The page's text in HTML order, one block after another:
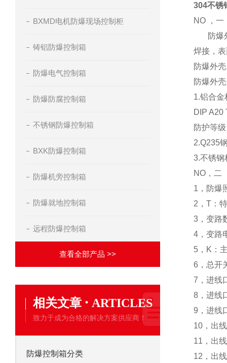
BXMD电机防爆现场控制柜
铸铝防爆控制箱
防爆电气控制箱
防爆防腐控制箱
不锈钢防爆控制箱
BXK防爆控制箱
防爆机旁控制箱
防爆就地控制箱
远程防爆控制箱
查看全部产品 >>
相关文章 · ARTICLES
致力于成为合格的解决方案供应商！
防爆控制箱分类
304不锈
NO ，一
防爆外
焊接，
防爆外
防爆外
1.铝合金
DIP A20
防护等
2.Q235
3.不锈钢
NO，二
1，防爆
2，T：
3，变路
4，变路
5，K：
6，总开
7，进线
8，进线
9，进线
10，出
11，出
12，出